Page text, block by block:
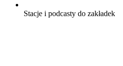
Stacje i podcasty do zakładek